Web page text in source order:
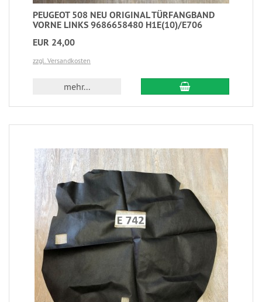
PEUGEOT 508 NEU ORIGINAL TÜRFANGBAND
VORNE LINKS 9686658480 H1E(10)/E706
EUR 24,00
zzgl. Versandkosten
mehr...